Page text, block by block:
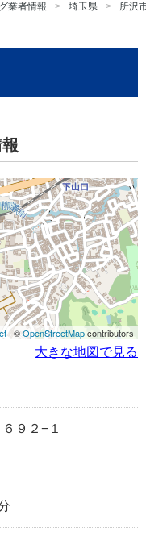
業者情報 埼玉県 所沢
| ©OpenStreetMapcontributors
大きな地図で見る
９２−１